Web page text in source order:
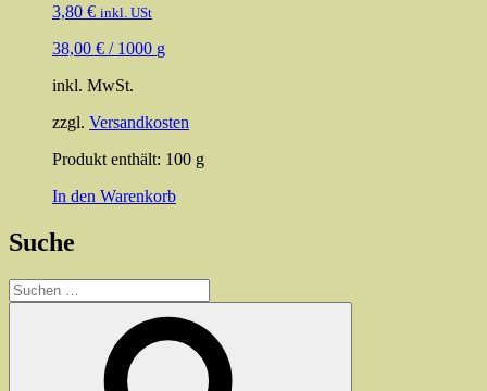
3,80 € inkl. USt
38,00 € / 1000 g
inkl. MwSt.
zzgl. Versandkosten
Produkt enthält: 100 g
In den Warenkorb
Suche
Suchen
nach: